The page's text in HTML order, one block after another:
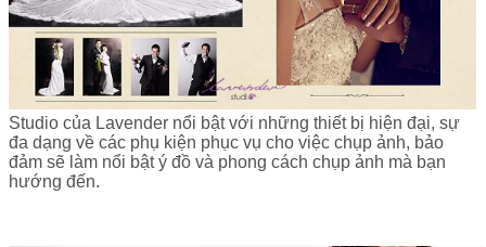
Studio của Lavender nổi bật với những thiết bị hiện đại, sự
đa dạng về các phụ kiện phục vụ cho việc chụp ảnh, bảo
đảm sẽ làm nổi bật ý đồ và phong cách chụp ảnh mà bạn
hướng đến.